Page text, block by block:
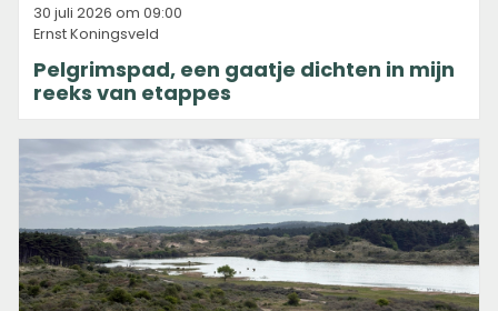
30 juli 2026 om 09:00
Ernst Koningsveld
Pelgrimspad, een gaatje dichten in mijn
reeks van etappes